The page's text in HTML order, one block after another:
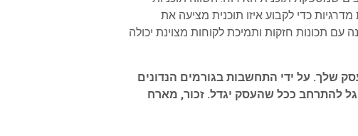
כדי לקבוע איזו תוכנית מציעה את
תכונות חזקות ותמיכת לקוחות מצוינת יכולה
שלך. על ידי התחשבות בגורמים הנדונים
להתרחב ככל שהעסק יגדל. זכור, מארח